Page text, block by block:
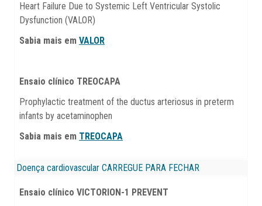
Heart Failure Due to Systemic Left Ventricular Systolic
Dysfunction (VALOR)
Sabia mais emVALOR
Ensaio clínico TREOCAPA
Prophylactic treatment of the ductus arteriosus in preterm
infants by acetaminophen
Sabia mais em TREOCAPA
Doença cardiovascularCARREGUE PARA FECHAR
Ensaio clínico VICTORION-1 PREVENT